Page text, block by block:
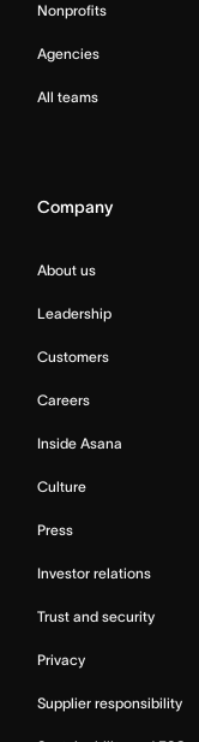
Nonprofits
Agencies
All teams
Company
About us
Leadership
Customers
Careers
Inside Asana
Culture
Press
Investor relations
Trust and security
Privacy
Supplier responsibility